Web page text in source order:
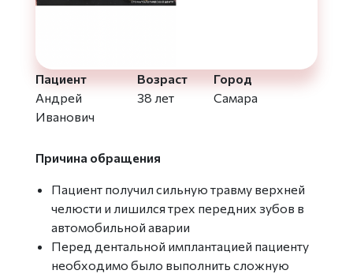
Пациент
Андрей
Иванович
Возраст
38 лет
Город
Самара
Причина обращения
Пациент получил сильную травму верхней
челюсти и лишился трех передних зубов в
автомобильной аварии
Перед дентальной имплантацией пациенту
необходимо было выполнить сложную